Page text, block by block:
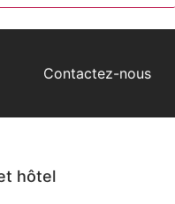
Contactez-nous
hôtel